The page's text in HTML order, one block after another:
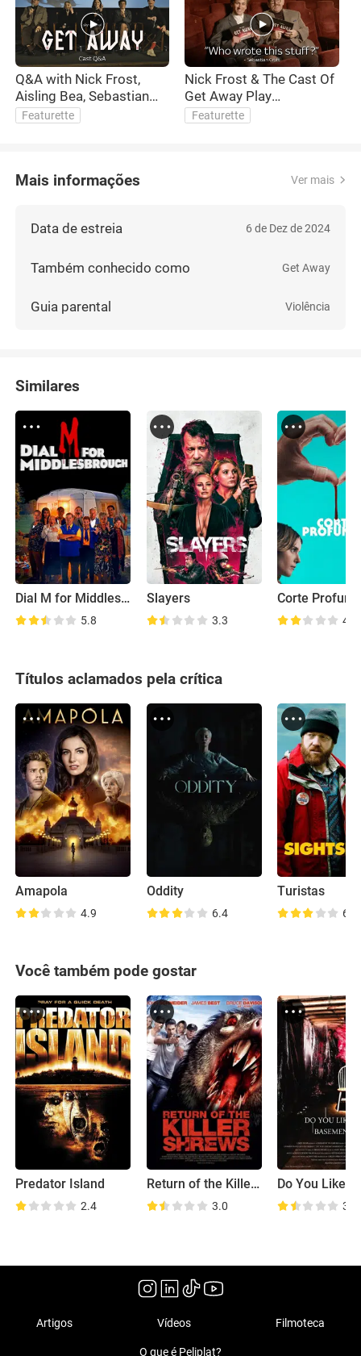
Q&A with Nick Frost,
Aisling Bea, Sebastian
Croft & Maisie Ayres
Featurette
Nick Frost & The Cast Of
Get Away Play
Remembering Your Lines
Featurette
Mais informações Ver mais
Data de estreia 6 de Dez de 2024
Também conhecido como Get Away
Guia parental Violência
Similares
Dial M for Middlesbrough
5.8
Slayers
3.3
Corte
4.5
Títulos aclamados pela crítica
Amapola
4.9
Oddity
6.4
Turistas
6.5
Você também pode gostar
Predator Island
2.4
Return of the Killer Shrews
3.0 3.3
Artigos Vídeos Filmoteca
O que é Peliplat?